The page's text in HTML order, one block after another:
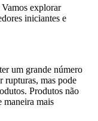
explorar
iniciantes e
um grande número
rupturas, mas pode
Produtos não
maneira mais